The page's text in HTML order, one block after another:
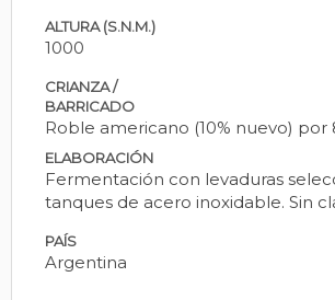
ALTURA (S.N.M.)
1000
CRIANZA /
BARRICADO
Roble americano (10% nuevo) por
ELABORACIÓN
Fermentación con levaduras
tanques de acero inoxidable. Sin
PAÍS
Argentina